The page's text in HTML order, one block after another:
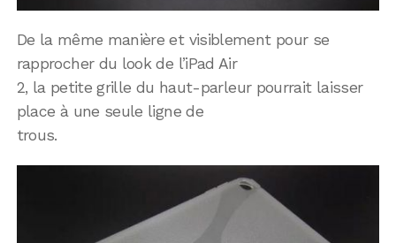
De la même manière et visiblement pour se
rapprocher du look de l’iPad Air
2, la petite grille du haut-parleur pourrait laisser
place à une seule ligne de
trous.